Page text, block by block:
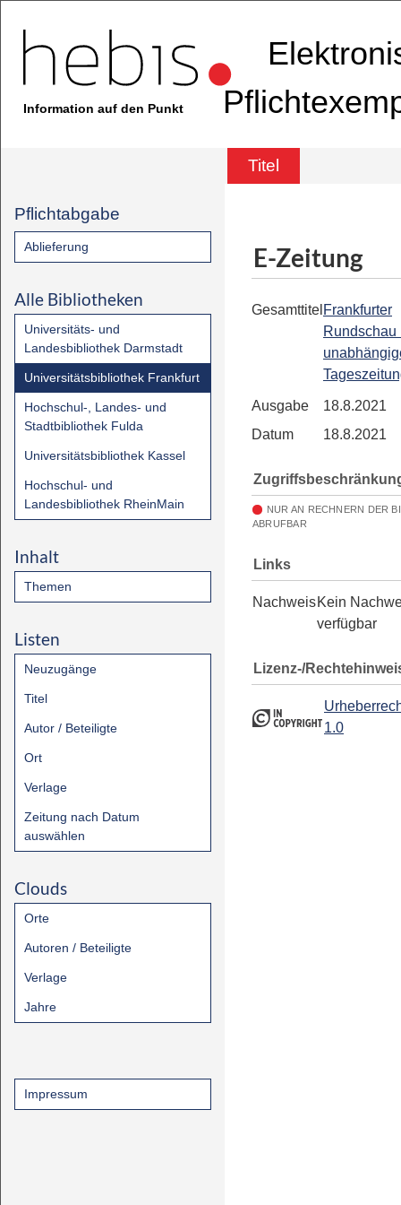
Information auf den Punkt
Titel
Pflichtabgabe
Ablieferung
Alle Bibliotheken
Universitäts- und
Landesbibliothek Darmstadt
Universitätsbibliothek Frankfurt
Hochschul-, Landes- und
Stadtbibliothek Fulda
Universitätsbibliothek Kassel
Hochschul- und
Landesbibliothek RheinMain
Inhalt
Themen
Listen
Neuzugänge
Titel
Autor / Beteiligte
Ort
Verlage
Zeitung nach Datum
auswählen
Clouds
Orte
Autoren / Beteiligte
Verlage
Jahre
Impressum
E-Zeitung
Gesamttitel Frankfurter
Rundschau
Ausgabe
18.8.2021
Datum
18.8.2021
NUR AN RECHNERN DER
ABRUFBAR
Links
NachweisKein
verfügbar
Lizenz-/
1.0